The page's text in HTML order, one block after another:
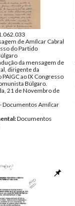
de Amílcar Cabral
do Partido
da mensagem de
dirigente da
PAIGC ao IX Congresso
Búlgaro.
21 de Novembro de
Documentos Amílcar
Documentos